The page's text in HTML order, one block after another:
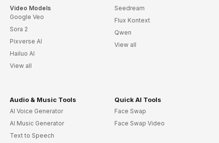
Video Models
Google Veo
Sora 2
Pixverse AI
Hailuo AI
View all
Seedream
Flux Kontext
Qwen
View all
Audio & Music Tools
AI Voice Generator
AI Music Generator
Text to Speech
Quick AI Tools
Face Swap
Face Swap Video